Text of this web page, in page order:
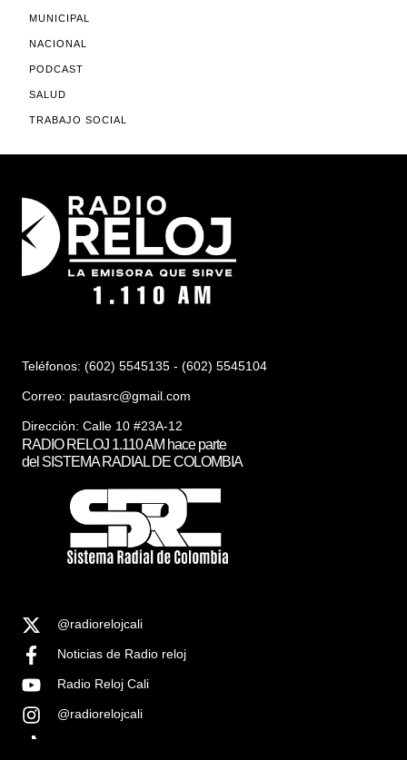
MUNICIPAL
NACIONAL
PODCAST
SALUD
TRABAJO SOCIAL
Teléfonos: (602) 5545135 - (602) 5545104
Correo: pautasrc@gmail.com
Dirección: Calle 10 #23A-12
RADIO RELOJ 1.110 AM hace parte
del SISTEMA RADIAL DE COLOMBIA
@radiorelojcali
Noticias de Radio reloj
Radio Reloj Cali
@radiorelojcali